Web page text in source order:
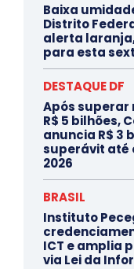
Baixa
Distrito
alerta
para esta
DESTAQUE DF
Após superar
R$ 5 bilhões,
anuncia R$ 3
superávit até
2026
BRASIL
Instituto
ICT e amplia
via Lei da